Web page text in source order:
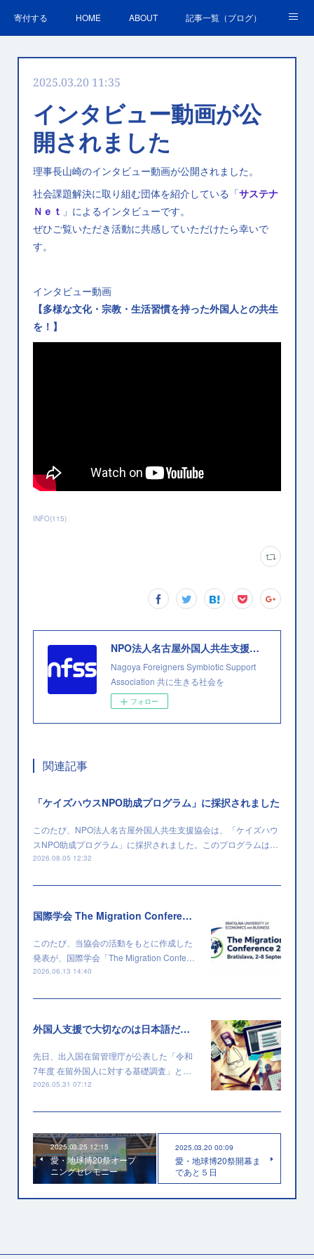
寄付する HOME ABOUT 記事一覧（ブログ）
ＳＤＧｓの取組 お問合せ
2025.03.20 11:35
インタビュー動画が公
開されました
理事長山崎のインタビュー動画が公開されました。
社会課題解決に取り組む団体を紹介している「サステナ
Ｎｅｔ 」によるインタビューです。
ぜひご覧いただき活動に共感していただけたら幸いで
す。
インタビュー動画
【多様な文化・宗教・生活習慣を持った外国人との共生
を！】
INFO(115)
NPO法人名古屋外国人共生支援協会
Nagoya Foreigners Symbiotic Support
Association 共に生きる社会を
フォロー
関連記事
「ケイズハウスNPO助成プログラム」に採択されました
このたび、NPO法人名古屋外国人共生支援協会は、「ケイズハウ
スNPO助成プログラム」に採択されました。このプログラムは…
2026.08.05 12:32
国際学会 The Migration Conference 2026 に採択されました
このたび、当協会の活動をもとに作成した
発表が、国際学会「The Migration Confe…
2026.06.13 14:40
外国人支援で大切なのは日本語だけではない
先日、出入国在留管理庁が公表した「令和
7年度 在留外国人に対する基礎調査」と…
2026.05.31 07:12
2025.03.25 12:15
愛・地球博20祭オープ
ニングセレモニー
2025.03.20 00:09
愛・地球博20祭開幕ま
であと５日